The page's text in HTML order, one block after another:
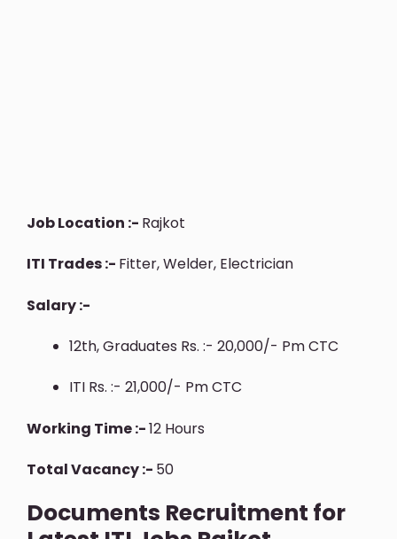
Job Location :- Rajkot
ITI Trades :- Fitter, Welder, Electrician
Salary :-
12th, Graduates Rs. :- 20,000/- Pm CTC
ITI Rs. :- 21,000/- Pm CTC
Working Time :-12 Hours
Total Vacancy :- 50
Documents Recruitment for